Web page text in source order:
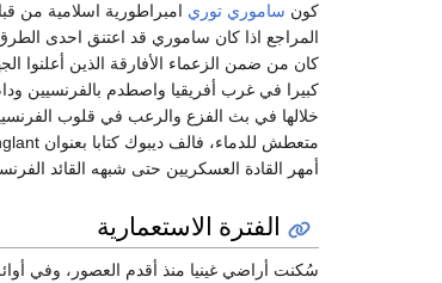
كون ساموري توري امبراطورية اسلامية من
المراجع اذا كان ساموري قد اعتنق احدى
كان من ضمن الزعماء الأفارقة الذين أعلنوا
كبيرا في غرب أفريقيا واصطدم بالفرنسيين
خلالها في بث الفزع والرعب في قلوب
أمهر القادة العسكريين حتى شبهه القائد
الفترة الاستعمارية
سُكنت أراضي غينيا منذ أقدم العصور، وفي